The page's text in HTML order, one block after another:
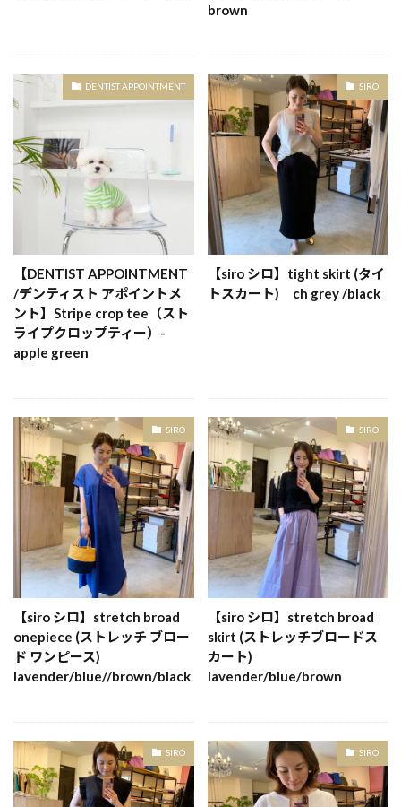
brown
DENTIST APPOINTMENT
【DENTIST APPOINTMENT
/デンティスト アポイントメ
ント】Stripe crop tee（スト
ライプクロップティー）-
apple green
SIRO
【siro シロ】tight skirt (タイ
トスカート) ch grey /black
SIRO
【siro シロ】stretch broad
onepiece (ストレッチ ブロー
ド ワンピース)
lavender/blue//brown/black
SIRO
【siro シロ】stretch broad
skirt (ストレッチブロードス
カート)
lavender/blue/brown
SIRO SIRO